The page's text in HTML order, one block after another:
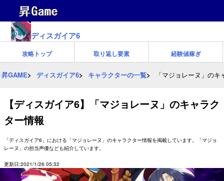
ディスガイア6
攻略トップ 取り返し要素 経験値稼ぎ
昇GAME ディスガイア6 キャラクターの一覧 「マジョレーヌ」の
【ディスガイア6】「マジョレーヌ」のキャラク
ター情報
「ディスガイア6」における「マジョレーヌ」のキャラクター情報を掲載しています。「マジョ
レーヌ」の担当声優なども紹介しています。
更新日:2021/1/26 05:32